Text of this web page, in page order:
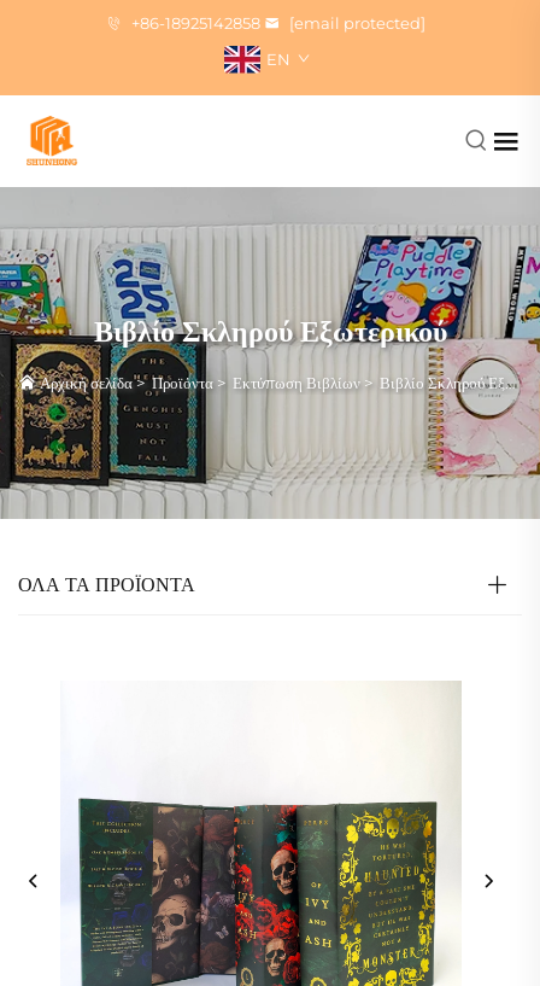
+86-18925142858
[email protected]
EN
Βιβλίο Σκληρού Εξωτερικού
Αρχική σελίδα>Προϊόντα > Εκτύπωση Βιβλίων > Βιβλίο Σκληρού Εξωτερικού
ΟΛΑ ΤΑ ΠΡΟΪΟΝΤΑ